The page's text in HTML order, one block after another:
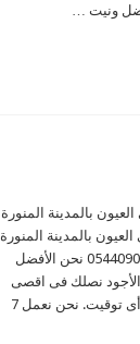
ونيت …
بالمدينة المنورة
بالمدينة المنورة
اتصل على هذا الرقم الآن: 0544090518 نحن الأفضل
نصلك فى اقصى
سرعة ممكنة، أينما كنت، وفى أى توقيت. نحن نعمل 7